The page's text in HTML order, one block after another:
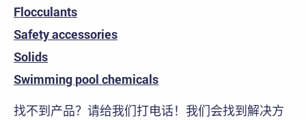
Flocculants
Safety accessories
Solids
Swimming pool chemicals
找不到产品？请给我们打电话！我们会找到解决方